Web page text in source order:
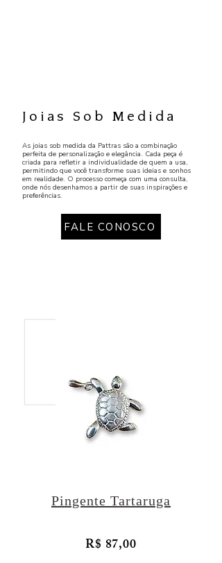
Joias Sob Medida
As joias sob medida da Pattras são a combinação
perfeita de personalização e elegância. Cada peça é
criada para refletir a individualidade de quem a usa,
permitindo que você transforme suas ideias e sonhos
em realidade. O processo começa com uma consulta,
onde nós desenhamos a partir de suas inspirações e
preferências.
FALE CONOSCO
Pingente Tartaruga
R$ 87,00